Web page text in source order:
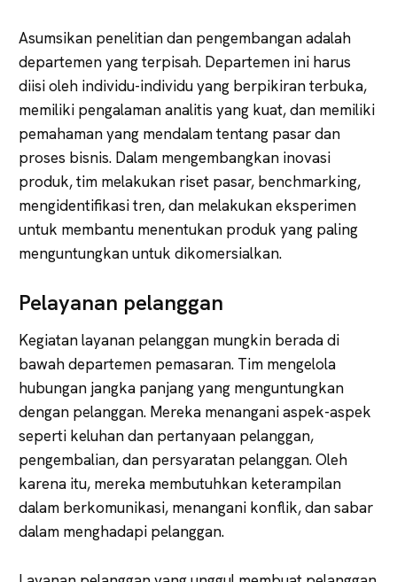
Asumsikan penelitian dan pengembangan adalah
departemen yang terpisah. Departemen ini harus
diisi oleh individu-individu yang berpikiran terbuka,
memiliki pengalaman analitis yang kuat, dan memiliki
pemahaman yang mendalam tentang pasar dan
proses bisnis. Dalam mengembangkan inovasi
produk, tim melakukan riset pasar, benchmarking,
mengidentifikasi tren, dan melakukan eksperimen
untuk membantu menentukan produk yang paling
menguntungkan untuk dikomersialkan.
Pelayanan pelanggan
Kegiatan layanan pelanggan mungkin berada di
bawah departemen pemasaran. Tim mengelola
hubungan jangka panjang yang menguntungkan
dengan pelanggan. Mereka menangani aspek-aspek
seperti keluhan dan pertanyaan pelanggan,
pengembalian, dan persyaratan pelanggan. Oleh
karena itu, mereka membutuhkan keterampilan
dalam berkomunikasi, menangani konflik, dan sabar
dalam menghadapi pelanggan.